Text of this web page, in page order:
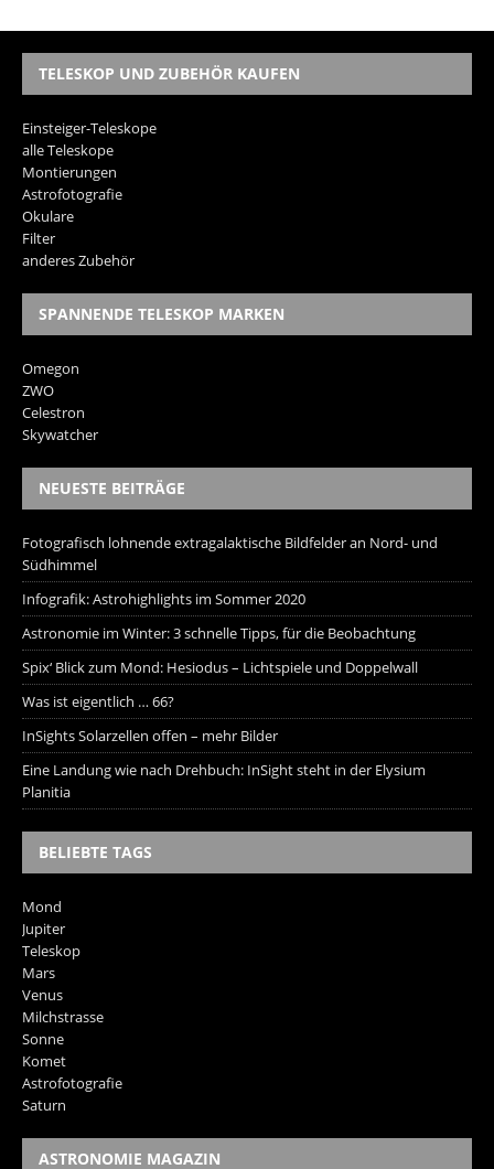
TELESKOP UND ZUBEHÖR KAUFEN
Einsteiger-Teleskope
alle Teleskope
Montierungen
Astrofotografie
Okulare
Filter
anderes Zubehör
SPANNENDE TELESKOP MARKEN
Omegon
ZWO
Celestron
Skywatcher
NEUESTE BEITRÄGE
Fotografisch lohnende extragalaktische Bildfelder an Nord- und
Südhimmel
Infografik: Astrohighlights im Sommer 2020
Astronomie im Winter: 3 schnelle Tipps, für die Beobachtung
Spix‘ Blick zum Mond: Hesiodus – Lichtspiele und Doppelwall
Was ist eigentlich … 66?
InSights Solarzellen offen – mehr Bilder
Eine Landung wie nach Drehbuch: InSight steht in der Elysium
Planitia
BELIEBTE TAGS
Mond
Jupiter
Teleskop
Mars
Venus
Milchstrasse
Sonne
Komet
Astrofotografie
Saturn
ASTRONOMIE MAGAZIN